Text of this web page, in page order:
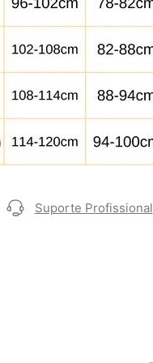
Suporte Profissional